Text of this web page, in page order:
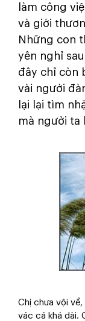
làm công
và giới
Những con
yên nghỉ
đây chỉ còn
vài người
lại lại tìm
mà người ta
Chị chưa vội
vác cá khá dài.